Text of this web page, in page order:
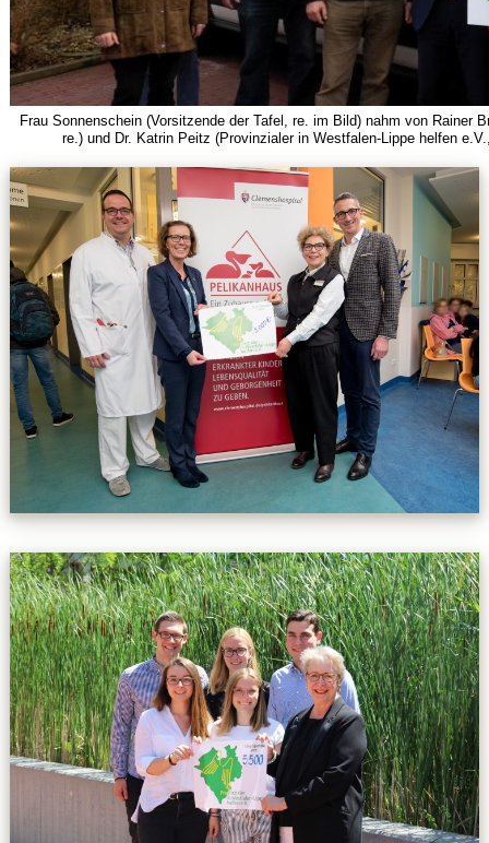
Frau Sonnenschein (Vorsitzende der Tafel, re. im Bild) nahm von Rainer
re.) und Dr. Katrin Peitz (Provinzialer in Westfalen-Lippe helfen